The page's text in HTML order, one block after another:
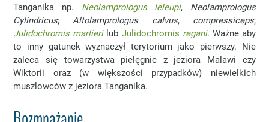
Tanganika np. Neolamprologus leleupi, Neolamprologus
Cylindricus;Altolamprologus calvus, compressiceps;
Julidochromis marlierilub Julidochromis regani. Ważne aby
to inny gatunek wyznaczył terytorium jako pierwszy. Nie
zaleca się towarzystwa pielęgnic z jeziora Malawi czy
Wiktorii oraz (w większości przypadków) niewielkich
muszlowców z jeziora Tanganika.